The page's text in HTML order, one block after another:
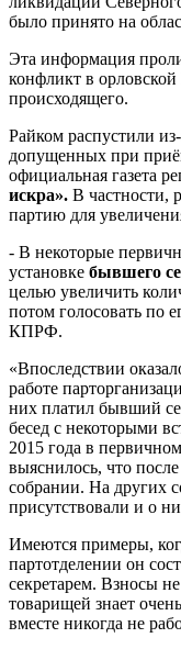
было принято на
Эта информация
конфликт в
происходящего.
Райком распустили
допущенных при
официальная газета
искра». В частности,
партию для
- В некоторые
установке бывшего
целью увеличить
потом голосовать по
КПРФ.
«Впоследствии
работе
них платил бывший
бесед с некоторыми
2015 года в
выяснилось, что
собрании. На других
присутствовали и о
Имеются примеры,
партотделении он
секретарем. Взносы
товарищей знает
вместе никогда не